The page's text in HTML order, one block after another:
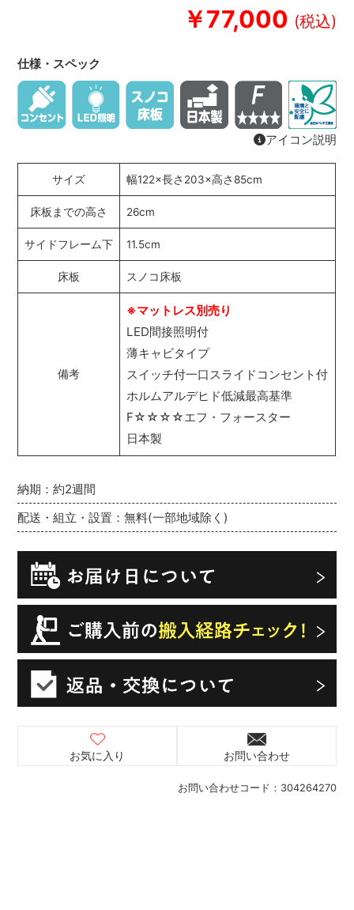
￥77,000
お問い合わせコード： 304264270
納期：約2週間
配送・組立・設置：無料(一部地域除く)
お気に入り お問い合わせ
仕様・スペック
アイコン説明
サイズ 幅122×長さ203×高さ85cm
床板までの高さ 26cm
サイドフレーム下 11.5cm
床板 スノコ床板
備考
※マットレス別売り
LED間接照明付
薄キャビタイプ
スイッチ付一口スライドコンセント付
ホルムアルデヒド低減最高基準
F☆☆☆☆エフ・フォースター
日本製